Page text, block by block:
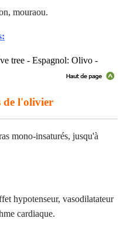
mouraou.
tree - Espagnol: Olivo -
de l'olivier
mono-insaturés, jusqu'à
hypotenseur, vasodilatateur
cardiaque.